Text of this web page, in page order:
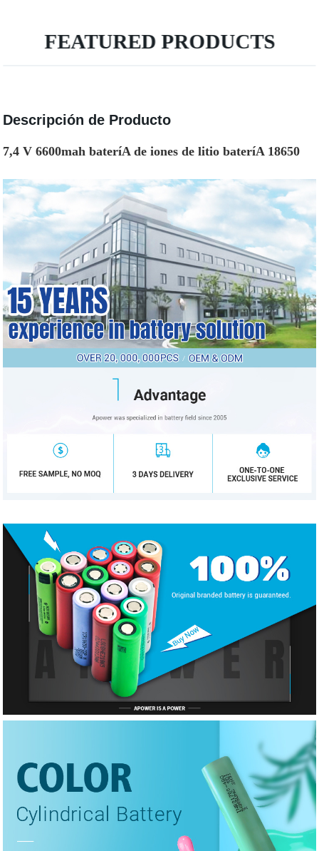
FEATURED PRODUCTS
Descripción de Producto
7,4 V 6600mah bateríA de iones de litio bateríA 18650